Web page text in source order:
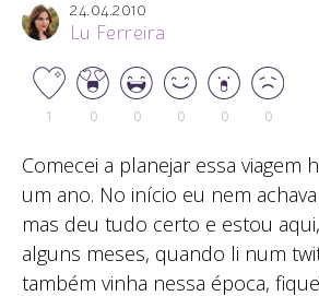
24.04.2010
Lu Ferreira
1 0 0 0 0 0
Comecei a planejar essa viagem
um ano. No início eu nem
mas deu tudo certo e estou
alguns meses, quando li num
também vinha nessa época,